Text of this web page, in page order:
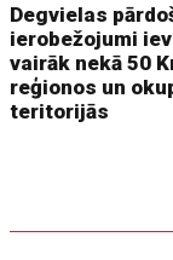
Degvielas
ierobežojumi
vairāk nekā 50
reģionos un
teritorijās